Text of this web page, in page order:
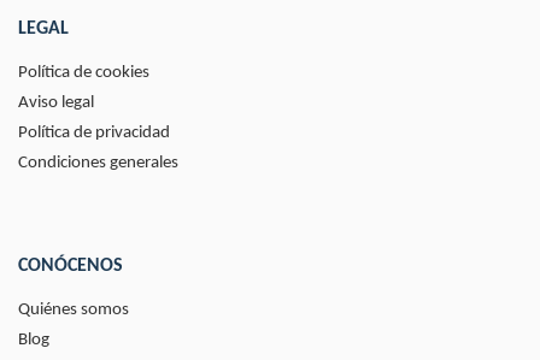
LEGAL
Política de cookies
Aviso legal
Política de privacidad
Condiciones generales
CONÓCENOS
Quiénes somos
Blog